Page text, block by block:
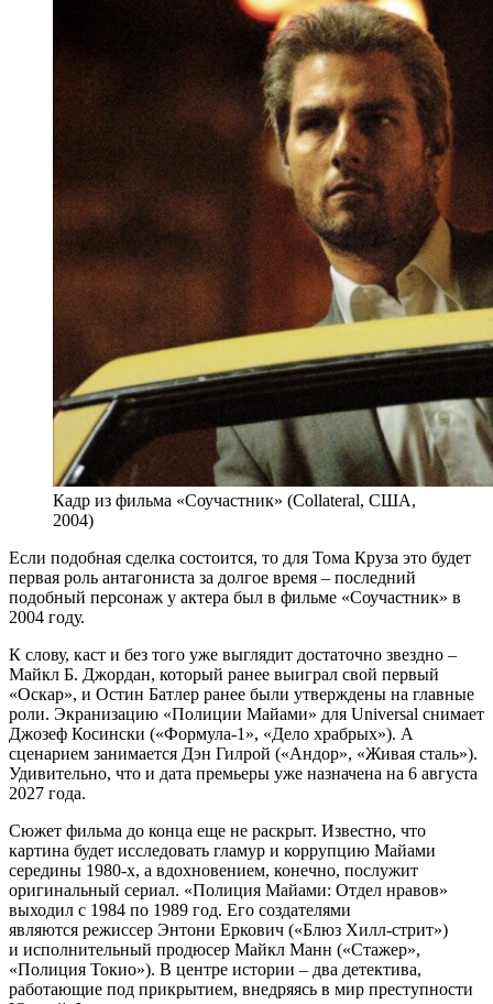
Кадр из фильма «Соучастник» (Collateral, США,
2004)
Если подобная сделка состоится, то для Тома Круза это будет
первая роль антагониста за долгое время – последний
подобный персонаж у актера был в фильме «Соучастник» в
2004 году.
К слову, каст и без того уже выглядит достаточно звездно –
Майкл Б. Джордан, который ранее выиграл свой первый
«Оскар», и Остин Батлер ранее были утверждены на главные
роли. Экранизацию «Полиции Майами» для Universal снимает
Джозеф Косински («Формула-1», «Дело храбрых»). А
сценарием занимается Дэн Гилрой («Андор», «Живая сталь»).
Удивительно, что и дата премьеры уже назначена на 6 августа
2027 года.
Сюжет фильма до конца еще не раскрыт. Известно, что
картина будет исследовать гламур и коррупцию Майами
середины 1980-х, а вдохновением, конечно, послужит
оригинальный сериал. «Полиция Майами: Отдел нравов»
выходил с 1984 по 1989 год. Его создателями
являются режиссер Энтони Еркович («Блюз Хилл-стрит»)
и исполнительный продюсер Майкл Манн («Стажер»,
«Полиция Токио»). В центре истории – два детектива,
работающие под прикрытием, внедряясь в мир преступности